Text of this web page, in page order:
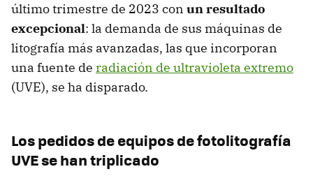
último trimestre de 2023 con un resultado
excepcional: la demanda de sus máquinas de
litografía más avanzadas, las que incorporan
una fuente de radiación de ultravioleta extremo
(UVE), se ha disparado.
Los pedidos de equipos de fotolitografía
UVE se han triplicado